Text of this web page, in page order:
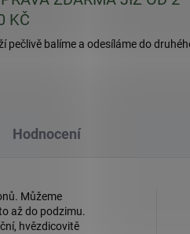
KČ
pečlivě balíme a odesíláme do
Hodnocení
Můžeme
až do podzimu.
hvězdicovitě